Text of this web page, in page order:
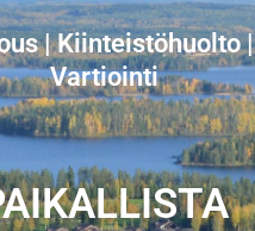
| Kiinteistöhuolto |
Vartiointi